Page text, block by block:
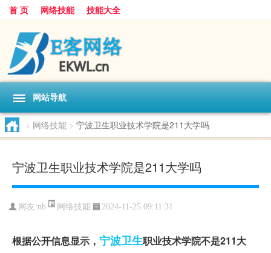
首 页 网络技能 技能大全
网站导航
> 网络技能 > 宁波卫生职业技术学院是211大学吗
宁波卫生职业技术学院是211大学吗
网友:nb 网络技能 2024-11-25 09:11:31
根据公开信息显示， 宁波卫生职业技术学院不是211大